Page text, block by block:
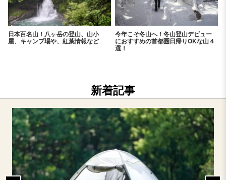
日本百名山！八ヶ岳の登山、山小
屋、キャンプ場や、紅葉情報など
今年こそ冬山へ！冬山登山デビュー
におすすめの首都圏日帰りOKな山４
選！
新着記事